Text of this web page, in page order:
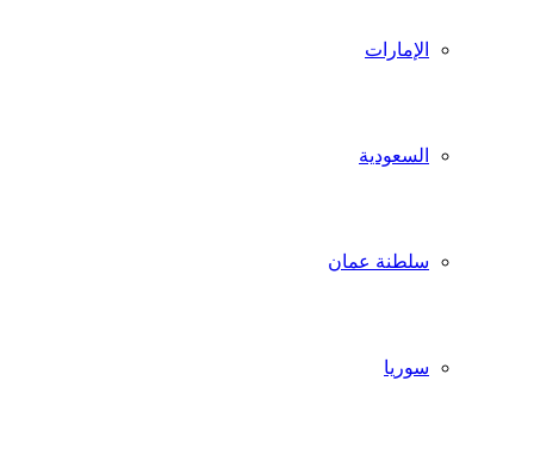
الإمارات
السعودية
سلطنة عمان
سوريا